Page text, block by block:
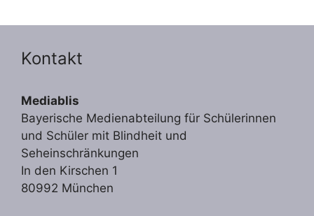
Kontakt
Mediablis
Bayerische Medienabteilung für Schülerinnen
und Schüler mit Blindheit und
Seheinschränkungen
In den Kirschen 1
80992 München